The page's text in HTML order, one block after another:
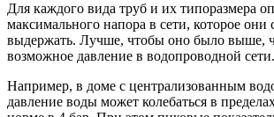
Для каждого вида труб и их типоразмера
максимального напора в сети, которое они
выдержать. Лучше, чтобы оно было выше,
возможное давление в водопроводной сети.
Например, в доме с централизованным
давление воды может колебаться в